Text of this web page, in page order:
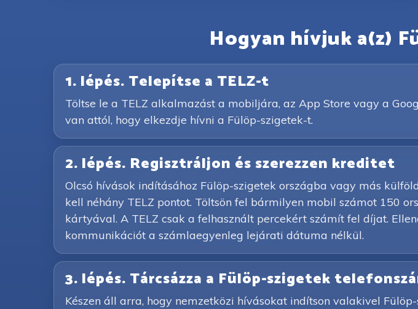
Hogyan hívjuk a(z)
1. lépés. Telepítse a TELZ-t
Töltse le a TELZ alkalmazást a mobiljára, az App Store vagy a
van attól, hogy elkezdje hívni a Fülöp-szigetek-t.
2. lépés. Regisztráljon és szerezzen kreditet
Olcsó hívások indításához Fülöp-szigetek országba vagy más
kell néhány TELZ pontot. Töltsön fel bármilyen mobil számot 150
kártyával. A TELZ csak a felhasznált percekért számít fel díjat.
kommunikációt a számlaegyenleg lejárati dátuma nélkül.
3. lépés. Tárcsázza a Fülöp-szigetek
Készen áll arra, hogy nemzetközi hívásokat indítson valakivel